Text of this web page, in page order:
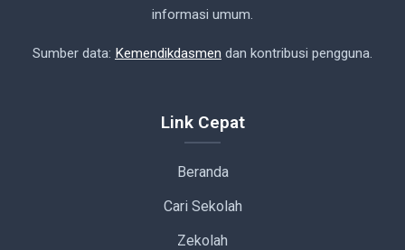
informasi umum.
Sumber data: Kemendikdasmen dan kontribusi pengguna.
Link Cepat
Beranda
Cari Sekolah
Zekolah